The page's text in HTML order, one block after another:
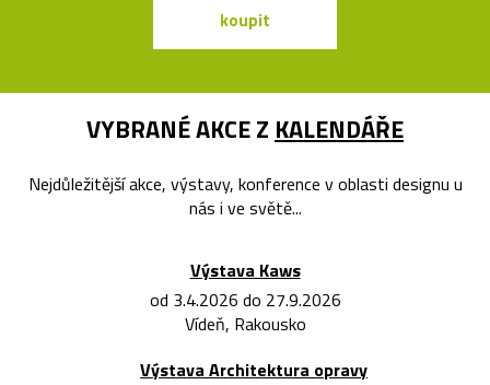
koupit
VYBRANÉ AKCE Z KALENDÁŘE
Nejdůležitější akce, výstavy, konference v oblasti designu u
nás i ve světě...
Výstava Kaws
od 3.4.2026 do 27.9.2026
Vídeň, Rakousko
Výstava Architektura opravy